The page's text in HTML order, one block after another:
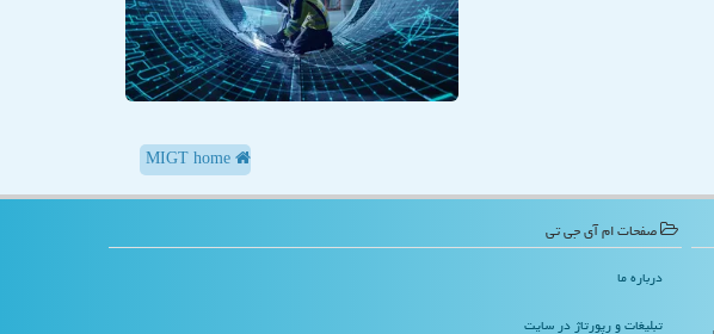
صفحات ام آی جی تی
درباره ما
تبلیغات و رپورتاژ در سایت